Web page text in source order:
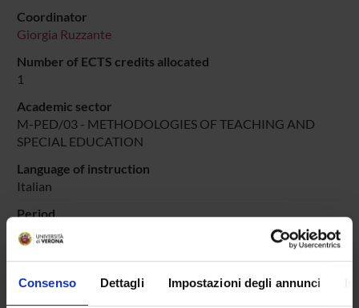
Consenso Dettagli Impostazioni degli annunci
Coordinator
Giorgia Ruzzante
Number of ECTS credits allocated
1
Academic sector
M-PED/03 - METHODOLOGIES OF TEACHING AND
SPECIAL EDUCATION
Language of instruction
Italian
Period
II°dal Feb 14, 2018 al May 26, 2018.